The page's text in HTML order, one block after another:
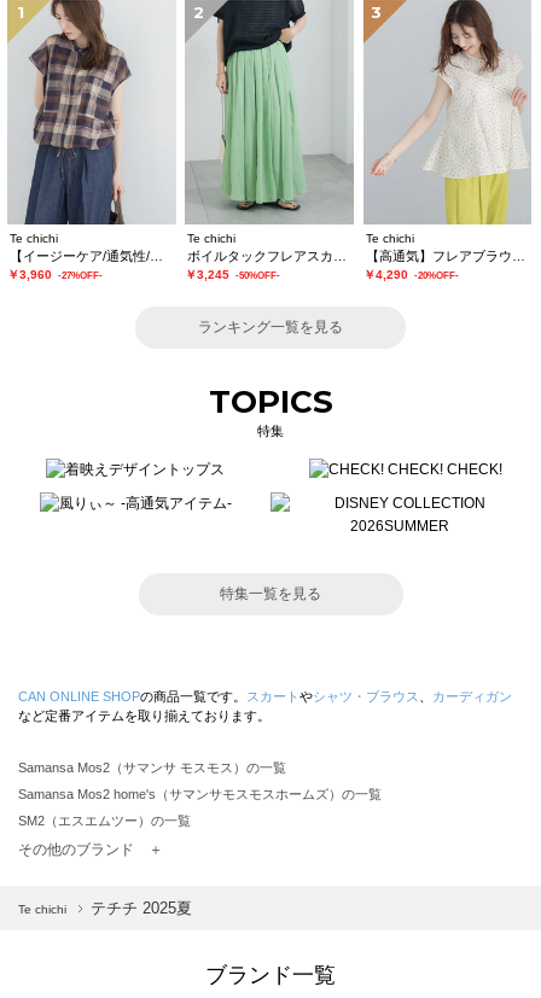
1
Te chichi
￥3,960 -27%OFF-
2
Te chichi
￥3,245 -50%OFF-
3
Te chichi
￥4,290 -20%OFF-
ランキング一覧を見る
TOPICS
特集
特集一覧を見る
CAN ONLINE SHOPの商品一覧です。 スカート やシャツ・ブラウス
カーディガン
など定番アイテムを取り揃えております。
Samansa Mos2（サマンサ モスモス）の一覧
Samansa Mos2 home's（サマンサモスモスホームズ）の一覧
SM2（エスエムツー）の一覧
TSUHARU by Samansa Mos2（ツハルバイサマンサモスモス）の一覧
Samansa Mos2 blue（サマンサモスモス ブルー）の一覧
その他のブランド ＋
Te chichi テチチ 2025夏
ブランド一覧